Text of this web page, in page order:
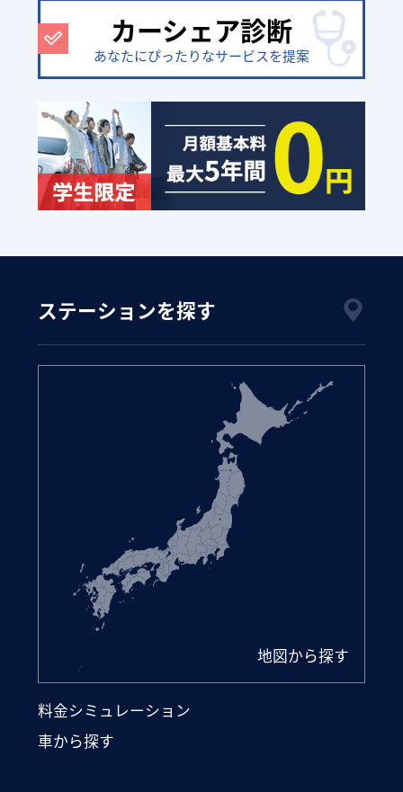
カーシェア診断
あなたにぴったりなサービスを提案
ステーションを探す
地図から探す
料金シミュレーション
車から探す